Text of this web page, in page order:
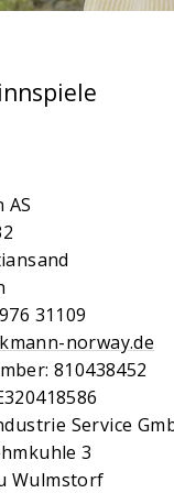
AS
31109
norway.de
810438452
Service
3
Wulmstorf